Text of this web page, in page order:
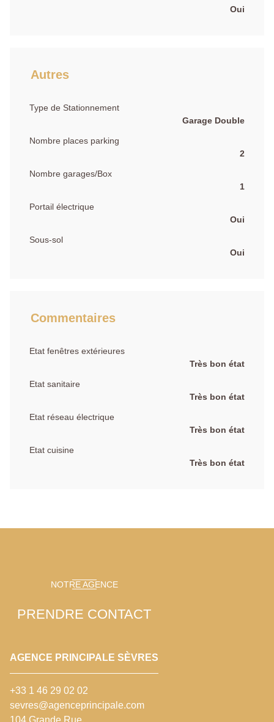
Oui
Autres
Type de Stationnement
Garage Double
Nombre places parking
2
Nombre garages/Box
1
Portail électrique
Oui
Sous-sol
Oui
Commentaires
Etat fenêtres extérieures
Très bon état
Etat sanitaire
Très bon état
Etat réseau électrique
Très bon état
Etat cuisine
Très bon état
NOTRE AGENCE
PRENDRE CONTACT
AGENCE PRINCIPALE SÈVRES
+33 1 46 29 02 02
sevres@agenceprincipale.com
104 Grande Rue,